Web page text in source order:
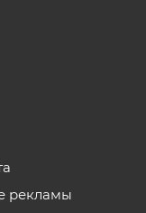
рекламы